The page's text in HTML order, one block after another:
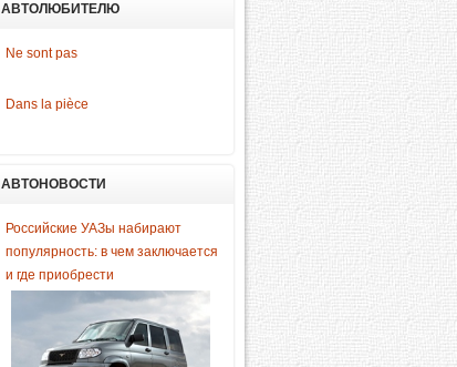
АВТОЛЮБИТЕЛЮ
Ne sont pas
Dans la pièce
АВТОНОВОСТИ
Российские УАЗы набирают
популярность: в чем заключается
и где приобрести